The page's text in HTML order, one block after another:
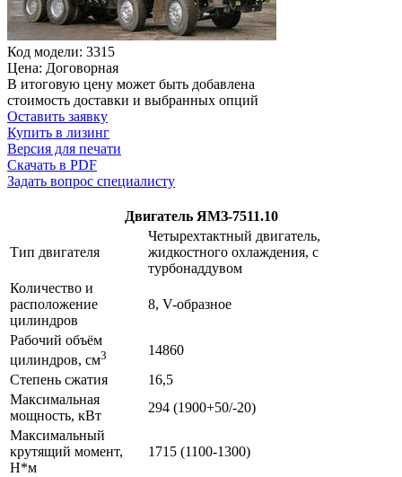
Код модели: 3315
Цена: Договорная
В итоговую цену может быть добавлена
стоимость доставки и выбранных опций
Оставить заявку
Купить в лизинг
Версия для печати
Скачать в PDF
Задать вопрос специалисту
Двигатель ЯМЗ-7511.10
Тип двигателя
Четырехтактный двигатель,
жидкостного охлаждения, с
турбонаддувом
Количество и
расположение
цилиндров
8, V-образное
Рабочий объём
цилиндров, см3
14860
Степень сжатия
16,5
Максимальная
мощность, кВт
294 (1900+50/-20)
Максимальный
крутящий момент,
Н*м
1715 (1100-1300)